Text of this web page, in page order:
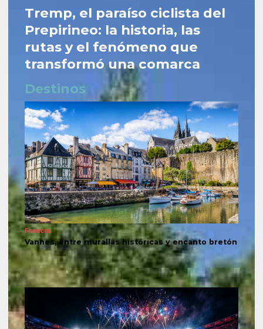
Tremp, el paraíso ciclista del
Prepirineo: la historia, las
rutas y el fenómeno que
transformó una comarca
Destinos
Francia
Vannes, entre murallas históricas y encanto bretón